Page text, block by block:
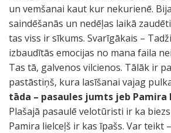
un vemšanai kaut kur nekurienē.
saindēšanās un nedēļas laikā
tas viss ir sīkums. Svarīgākais –
izbaudītās emocijas no mana faila
Tas tā, galvenos vilcienos. Tālāk ir
pastāstiņš, kura lasīšanai vajag
tāda – pasaules jumts jeb Pamira
Plašajā pasaulē velotūristi ir ka
Pamira lielceļš ir kas īpašs. Var teikt